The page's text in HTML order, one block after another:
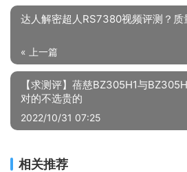
达人解密超人RS7380视频评测？
« 上一篇
【求测评】蓓慈BZ305H1与BZ305H2 哪个更好用？
对的不选贵的
2022/10/31 07:25
相关推荐